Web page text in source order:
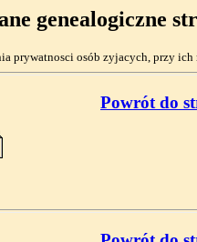
genealogiczne
prywatnosci osób zyjacych, przy
Powrót do